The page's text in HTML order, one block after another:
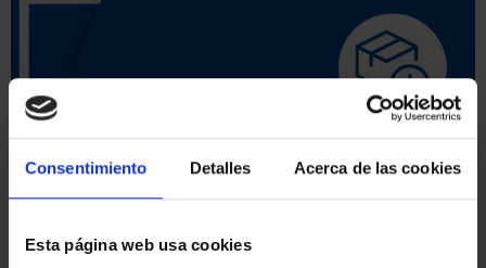
Consentimiento Detalles Acerca de las cookies
Esta página web usa cookies